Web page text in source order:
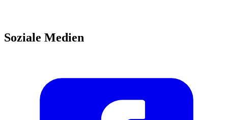
Soziale Medien